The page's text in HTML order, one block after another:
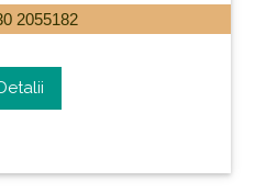
2055182